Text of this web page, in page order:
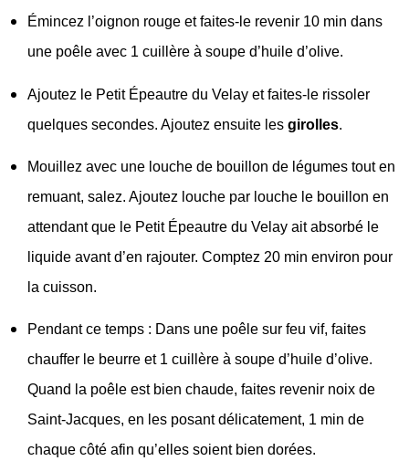
Émincez l’oignon rouge et faites-le revenir 10 min dans
une poêle avec 1 cuillère à soupe d’huile d’olive.
Ajoutez le Petit Épeautre du Velay et faites-le rissoler
quelques secondes. Ajoutez ensuite les girolles.
Mouillez avec une louche de bouillon de légumes tout en
remuant, salez. Ajoutez louche par louche le bouillon en
attendant que le Petit Épeautre du Velay ait absorbé le
liquide avant d’en rajouter. Comptez 20 min environ pour
la cuisson.
Pendant ce temps : Dans une poêle sur feu vif, faites
chauffer le beurre et 1 cuillère à soupe d’huile d’olive.
Quand la poêle est bien chaude, faites revenir noix de
Saint-Jacques, en les posant délicatement, 1 min de
chaque côté afin qu’elles soient bien dorées.